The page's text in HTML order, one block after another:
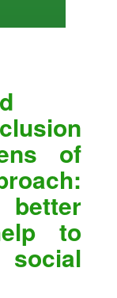
of
to